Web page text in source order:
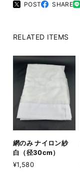
POST SHARE
RELATED ITEMS
網のみ ナイロン紗
白（径30cm）
¥1,580